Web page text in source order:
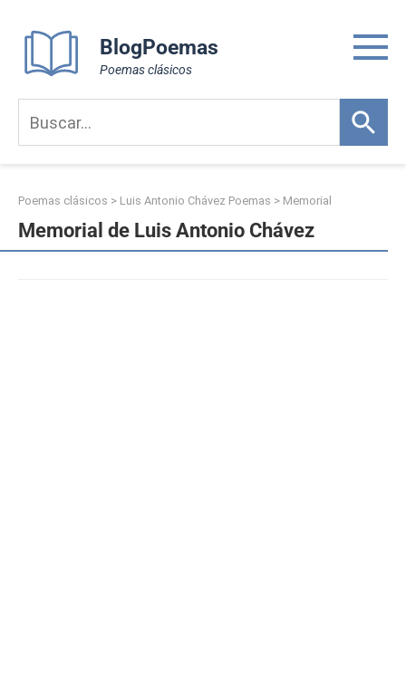
content
BlogPoemas
Poemas clásicos
Poemas clásicos > Luis Antonio Chávez Poemas > Memorial
Memorial de Luis Antonio Chávez